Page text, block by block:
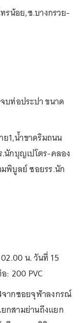
รน้อย,ซ.บางกรวย-
บท่อประปา ขนาด
1,น้ำขาดริมถนน
นักบุญเปโตร-คลอง
พิบูลย์ ซอยรร.นัก
น. วันที่ 15
: 200 PVC
ากซอยจุฬาลงกรณ์
กสามย่านถึงแยก